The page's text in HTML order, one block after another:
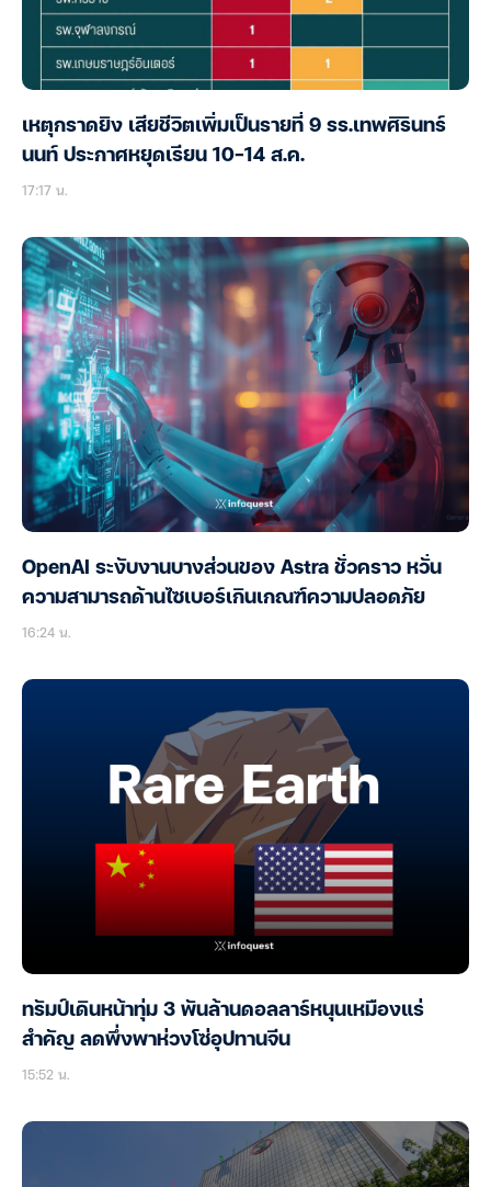
เหตุกราดยิง เสียชีวิตเพิ่มเป็นรายที่ 9 รร.เทพศิรินทร์
นนท์ ประกาศหยุดเรียน 10-14 ส.ค.
17:17 น.
OpenAI ระงับงานบางส่วนของ Astra ชั่วคราว หวั่น
ความสามารถด้านไซเบอร์เกินเกณฑ์ความปลอดภัย
16:24 น.
ทรัมป์เดินหน้าทุ่ม 3 พันล้านดอลลาร์หนุนเหมืองแร่
สำคัญ ลดพึ่งพาห่วงโซ่อุปทานจีน
15:52 น.